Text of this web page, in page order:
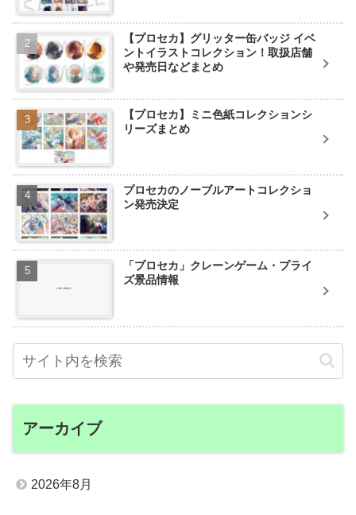
【プロセカ】グリッター缶バッジ イベ
ントイラストコレクション！取扱店舗
や発売日などまとめ
【プロセカ】ミニ色紙コレクションシ
リーズまとめ
プロセカのノーブルアートコレクショ
ン発売決定
「プロセカ」クレーンゲーム・プライ
ズ景品情報
アーカイブ
2026年8月